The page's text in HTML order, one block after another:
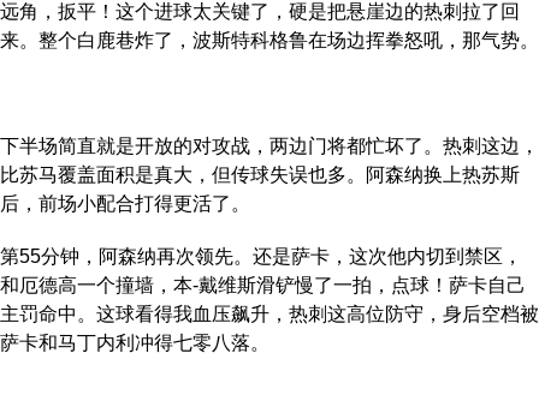
远角，扳平！这个进球太关键了，硬是把悬崖边的热刺拉了回
来。整个白鹿巷炸了，波斯特科格鲁在场边挥拳怒吼，那气势。
下半场简直就是开放的对攻战，两边门将都忙坏了。热刺这边，
比苏马覆盖面积是真大，但传球失误也多。阿森纳换上热苏斯
后，前场小配合打得更活了。
第55分钟，阿森纳再次领先。还是萨卡，这次他内切到禁区，
和厄德高一个撞墙，本-戴维斯滑铲慢了一拍，点球！萨卡自己
主罚命中。这球看得我血压飙升，热刺这高位防守，身后空档被
萨卡和马丁内利冲得七零八落。